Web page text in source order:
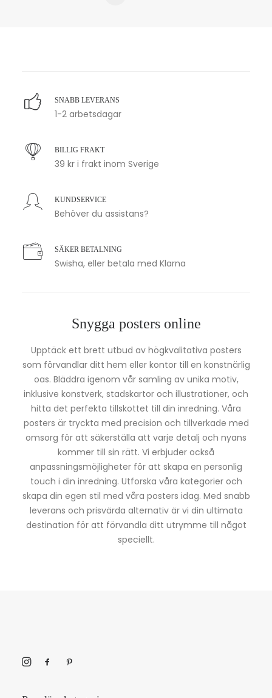
SNABB LEVERANS
1-2 arbetsdagar
BILLIG FRAKT
39 kr i frakt inom Sverige
KUNDSERVICE
Behöver du assistans?
SÄKER BETALNING
Swisha, eller betala med Klarna
Snygga posters online
Upptäck ett brett utbud av högkvalitativa posters
som förvandlar ditt hem eller kontor till en konstnärlig
oas. Bläddra igenom vår samling av unika motiv,
inklusive konstverk, stadskartor och illustrationer, och
hitta det perfekta tillskottet till din inredning. Våra
posters är tryckta med precision och tillverkade med
omsorg för att säkerställa att varje detalj och nyans
kommer till sin rätt. Vi erbjuder också
anpassningsmöjligheter för att skapa en personlig
touch i din inredning. Utforska våra kategorier och
skapa din egen stil med våra posters idag. Med snabb
leverans och prisvärda alternativ är vi din ultimata
destination för att förvandla ditt utrymme till något
speciellt.